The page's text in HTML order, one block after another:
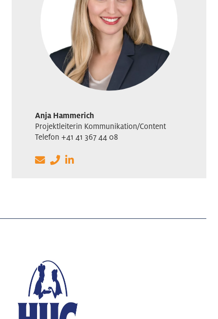
Anja Hammerich
Projektleiterin Kommunikation/Content
Telefon +41 41 367 44 08